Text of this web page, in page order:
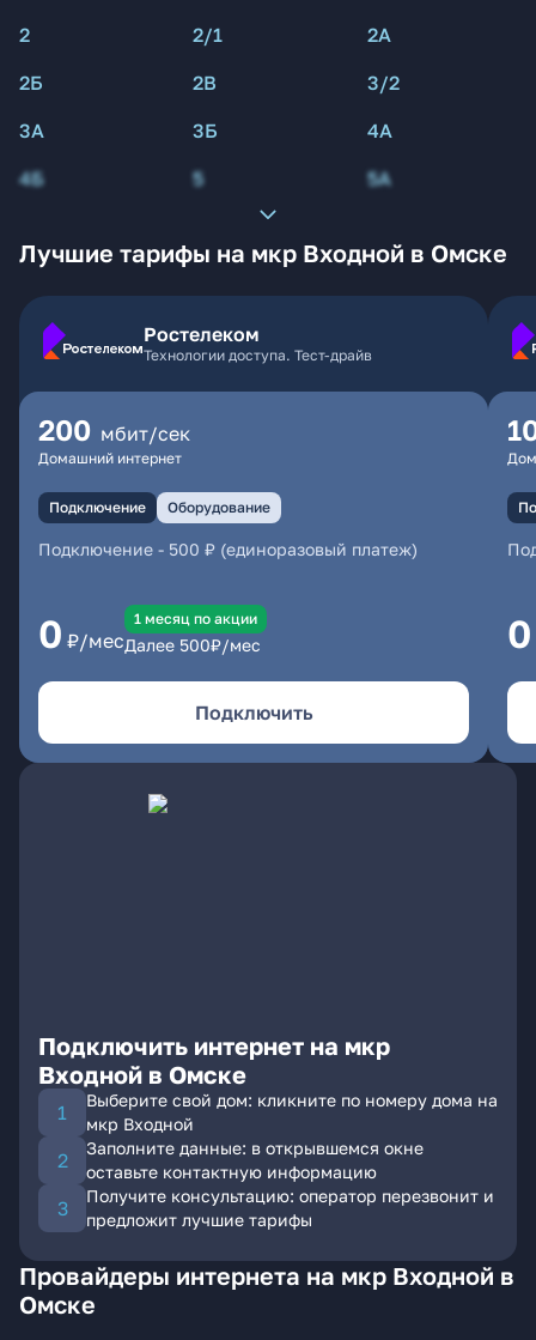
2
2/1
2А
2Б
2В
3/2
3А
3Б
4А
4Б
5 5А
Лучшие тарифы на мкр Входной в Омске
Ростелеком
Технологии доступа. Тест-драйв
200 мбит/сек
Домашний интернет
Подключение Оборудование
Подключение - 500 ₽ (единоразовый платеж)
0 ₽/мес
1 месяц по акции
Далее 500₽/мес
Подключить
0
Подключить интернет на мкр
Входной в Омске
Выберите свой дом: кликните по номеру дома на
мкр Входной
Заполните данные: в открывшемся окне
оставьте контактную информацию
Получите консультацию: оператор перезвонит и
предложит лучшие тарифы
Провайдеры интернета на мкр Входной в
Омске